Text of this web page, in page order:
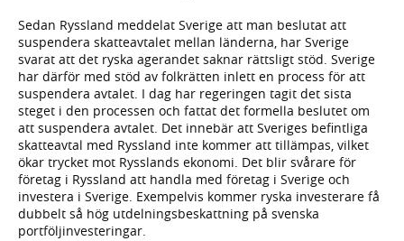
Sedan Ryssland meddelat Sverige att man beslutat att
suspendera skatteavtalet mellan länderna, har Sverige
svarat att det ryska agerandet saknar rättsligt stöd. Sverige
har därför med stöd av folkrätten inlett en process för att
suspendera avtalet. I dag har regeringen tagit det sista
steget i den processen och fattat det formella beslutet om
att suspendera avtalet. Det innebär att Sveriges befintliga
skatteavtal med Ryssland inte kommer att tillämpas, vilket
ökar trycket mot Rysslands ekonomi. Det blir svårare för
företag i Ryssland att handla med företag i Sverige och
investera i Sverige. Exempelvis kommer ryska investerare få
dubbelt så hög utdelnings­beskattning på svenska
portföljinvesteringar.